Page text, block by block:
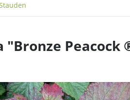
"Bronze Peacock